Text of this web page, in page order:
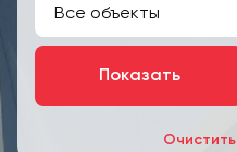
Очистить
Все объекты
Показать